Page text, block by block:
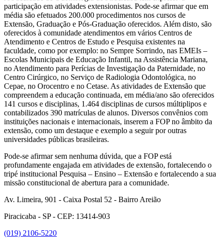
participação em atividades extensionistas. Pode-se afirmar que em
média são efetuados 200.000 procedimentos nos cursos de
Extensão, Graduação e Pós-Graduação oferecidos. Além disto, são
oferecidos à comunidade atendimentos em vários Centros de
Atendimento e Centros de Estudo e Pesquisa existentes na
faculdade, como por exemplo: no Sempre Sorrindo, nas EMEIs –
Escolas Municipais de Educação Infantil, na Assistência Mariana,
no Atendimento para Perícias de Investigação da Paternidade, no
Centro Cirúrgico, no Serviço de Radiologia Odontológica, no
Cepae, no Orocentro e no Cetase. As atividades de Extensão que
compreendem a educação continuada, em média/ano são oferecidos
141 cursos e disciplinas, 1.464 disciplinas de cursos múltiplipos e
contabilizados 390 matrículas de alunos. Diversos convênios com
instituições nacionais e internacionais, inserem a FOP no âmbito da
extensão, como um destaque e exemplo a seguir por outras
universidades públicas brasileiras.
Pode-se afirmar sem nenhuma dúvida, que a FOP está
profundamente engajada em atividades de extensão, fortalecendo o
tripé institucional Pesquisa – Ensino – Extensão e fortalecendo a sua
missão constitucional de abertura para a comunidade.
Av. Limeira, 901 - Caixa Postal 52 - Bairro Areião
Piracicaba - SP - CEP: 13414-903
(019) 2106-5220